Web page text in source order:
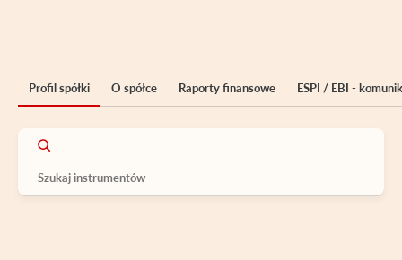
Profil spółki O spółce Raporty finansowe ESPI / EBI -